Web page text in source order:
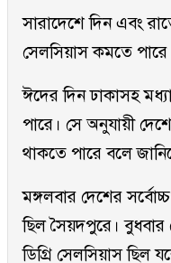
সারাদেশে দিন এবং
সেলসিয়াস কমতে
ঈদের দিন ঢাকাসহ
পারে। সে অনুযায়ী
থাকতে পারে বলে
মঙ্গলবার দেশের
ছিল সৈয়দপুরে। বুধবার
ডিগ্রি সেলসিয়াস ছিল